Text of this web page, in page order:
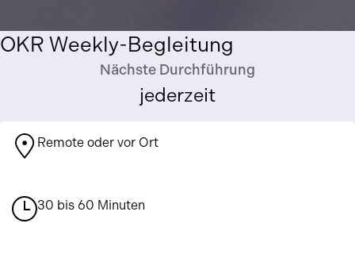
OKR Weekly-Begleitung
Nächste Durchführung
jederzeit
Remote oder vor Ort
30 bis 60 Minuten